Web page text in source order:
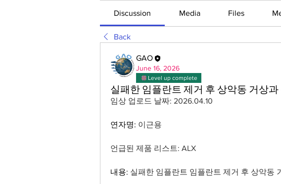
Discussion Media Files
Back
GAO
June 16, 2026
Level up complete
실패한 임플란트 제거 후 상악동 거상
임상 업로드 날짜: 2026.04.10
연자명: 이근용
언급된 제품 리스트: ALX
내용: 실패한 임플란트 임플란트 제거 후 상악동